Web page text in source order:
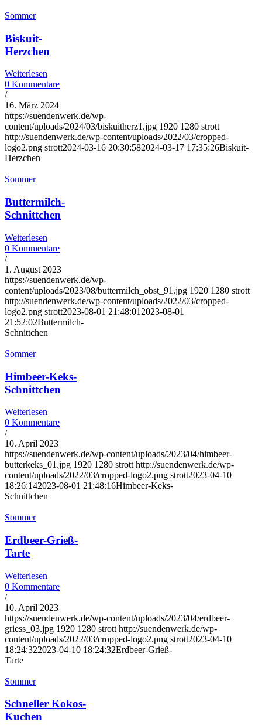
Sommer
Biskuit-
Herzchen
Weiterlesen
0 Kommentare
/
16. März 2024
https://suendenwerk.de/wp-
content/uploads/2024/03/biskuitherz1.jpg 1920 1280 strott
http://suendenwerk.de/wp-content/uploads/2022/03/cropped-
logo2.png strott2024-03-16 20:30:582024-03-17 17:35:26Biskuit-
Herzchen
Sommer
Buttermilch-
Schnittchen
Weiterlesen
0 Kommentare
/
1. August 2023
https://suendenwerk.de/wp-
content/uploads/2023/08/buttermilch_obst_91.jpg 1920 1280 strott
http://suendenwerk.de/wp-content/uploads/2022/03/cropped-
logo2.png strott2023-08-01 21:48:01 2023-08-01
21:52:02Buttermilch-
Schnittchen
Sommer
Himbeer-Keks-
Schnittchen
Weiterlesen
0 Kommentare
/
10. April 2023
https://suendenwerk.de/wp-content/uploads/2023/04/himbeer-
butterkeks_01.jpg 1920 1280 strott http://suendenwerk.de/wp-
content/uploads/2022/03/cropped-logo2.png strott2023-04-10
18:26:142023-08-01 21:48:16Himbeer-Keks-
Schnittchen
Sommer
Erdbeer-Grieß-
Tarte
Weiterlesen
0 Kommentare
/
10. April 2023
https://suendenwerk.de/wp-content/uploads/2023/04/erdbeer-
griess_03.jpg 1920 1280 strott http://suendenwerk.de/wp-
content/uploads/2022/03/cropped-logo2.png strott2023-04-10
18:24:322023-04-10 18:24:32Erdbeer-Grieß-
Tarte
Sommer
Schneller Kokos-
Kuchen